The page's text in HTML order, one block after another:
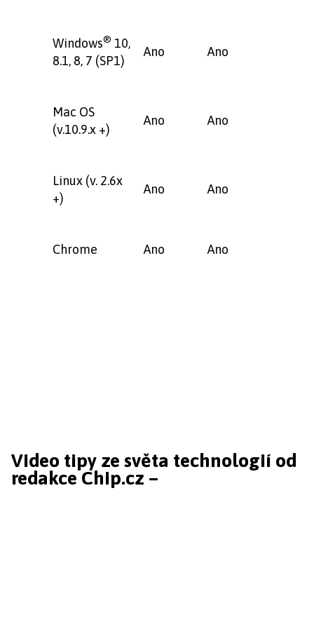
Windows® 10,
8.1, 8, 7 (SP1)
Ano Ano
Mac OS
(v.10.9.x +)
Ano Ano
Linux (v. 2.6x
+)
Ano Ano
Chrome Ano Ano
Video tipy ze světa technologií od
redakce Chip.cz –